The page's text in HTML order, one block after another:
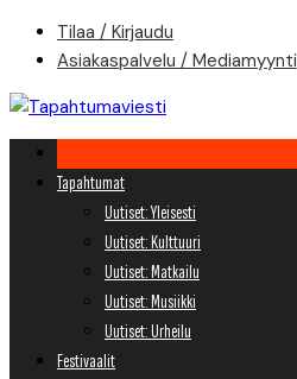
Skip
content
Tilaa / Kirjaudu
Asiakaspalvelu / Mediamyynti
Tapahtumat
Uutiset: Yleisesti
Uutiset: Kulttuuri
Uutiset: Matkailu
Uutiset: Musiikki
Uutiset: Urheilu
Festivaalit